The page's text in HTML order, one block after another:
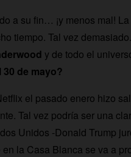
a su fin… ¡y menos mal! La
tiempo. Tal vez
y de todo el
30 de mayo?
el pasado enero hizo
Tal vez podría ser una
Unidos -Donald Trump
la Casa Blanca se va a